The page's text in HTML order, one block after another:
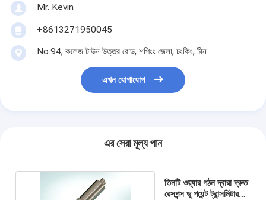
Mr. Kevin
+8613271950045
No.94, কলেজ টাউন উত্তর রোড, শপিংং জেলা, চংকিং, চীন
এখন যোগাযোগ
এর সেরা মূল্য পান
তিনটি ওয়্যার গঠন দ্বারা দ্রুত
রেসপন্স ডু পয়েন্ট ট্রান্সমিটার